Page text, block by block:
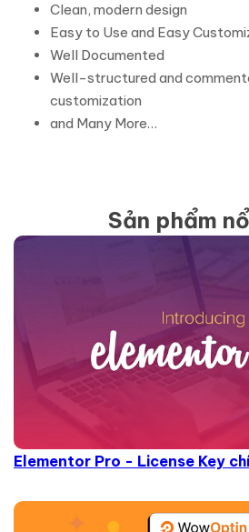
Clean, modern design
Easy to Use and Easy
Well Documented
Well-structured and
customization
and Many More…
Sản phẩm
Elementor Pro - License Key